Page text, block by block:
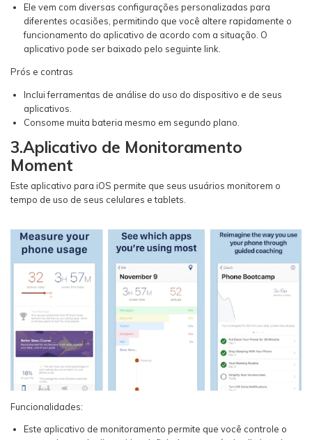
Ele vem com diversas configurações personalizadas para
diferentes ocasiões, permitindo que você altere rapidamente o
funcionamento do aplicativo de acordo com a situação. O
aplicativo pode ser baixado pelo seguinte link.
Prós e contras
Inclui ferramentas de análise do uso do dispositivo e de seus
aplicativos.
Consome muita bateria mesmo em segundo plano.
3.Aplicativo de Monitoramento
Moment
Este aplicativo para iOS permite que seus usuários monitorem o
tempo de uso de seus celulares e tablets.
Funcionalidades:
Este aplicativo de monitoramento permite que você controle o